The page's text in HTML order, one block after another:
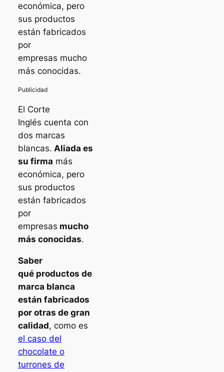
económica, pero
sus productos
están fabricados
por
empresas mucho
más conocidas.
El Corte
Inglés cuenta con
dos marcas
blancas. Aliada es
su firma más
económica, pero
sus productos
están fabricados
por
empresas mucho
más conocidas.
Saber
qué productos de
marca blanca
están fabricados
por otras de gran
calidad, como es
el caso del
chocolate o
turrones de